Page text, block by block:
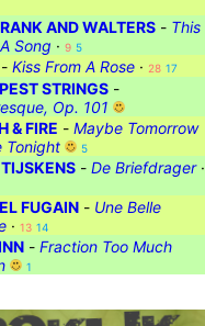
AND WALTERS - This
Song · 9 5
- Kiss From A Rose · 28 17
STRINGS -
Op. 101
& FIRE - Maybe Tomorrow
Tonight
5
- De Briefdrager·
FUGAIN - Une Belle
· 13 14
- Fraction Too Much
1